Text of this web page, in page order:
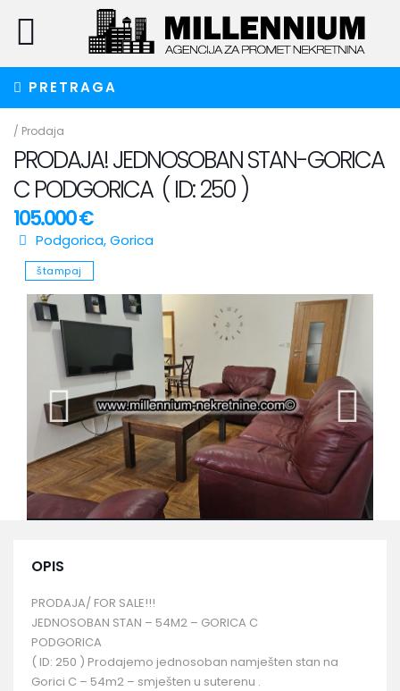
PRETRAGA
/ Prodaja
PRODAJA! JEDNOSOBAN STAN-GORICA
C PODGORICA ( ID: 250 )
105.000 €
Podgorica,Gorica
štampaj
OPIS
PRODAJA/ FOR SALE!!!
JEDNOSOBAN STAN – 54M2 – GORICA C
PODGORICA
( ID: 250 ) Prodajemo jednosoban namješten stan na
Gorici C – 54m2 – smješten u suterenu .